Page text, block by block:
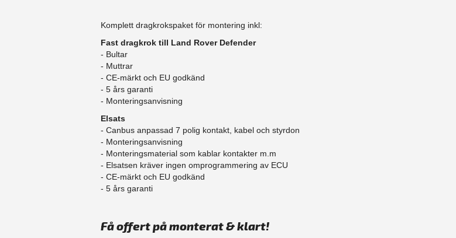
Komplett dragkrokspaket för montering inkl:
Fast dragkrok till Land Rover Defender
- Bultar
- Muttrar
- CE-märkt och EU godkänd
​- 5 års garanti
- Monteringsanvisning
Elsats
- Canbus anpassad 7 polig kontakt, kabel och styrdon
- Monteringsanvisning
- Monteringsmaterial som kablar kontakter m.m
- Elsatsen kräver ingen omprogrammering av ECU
- CE-märkt och EU godkänd
​- 5 års garanti
Få offert på monterat & klart!